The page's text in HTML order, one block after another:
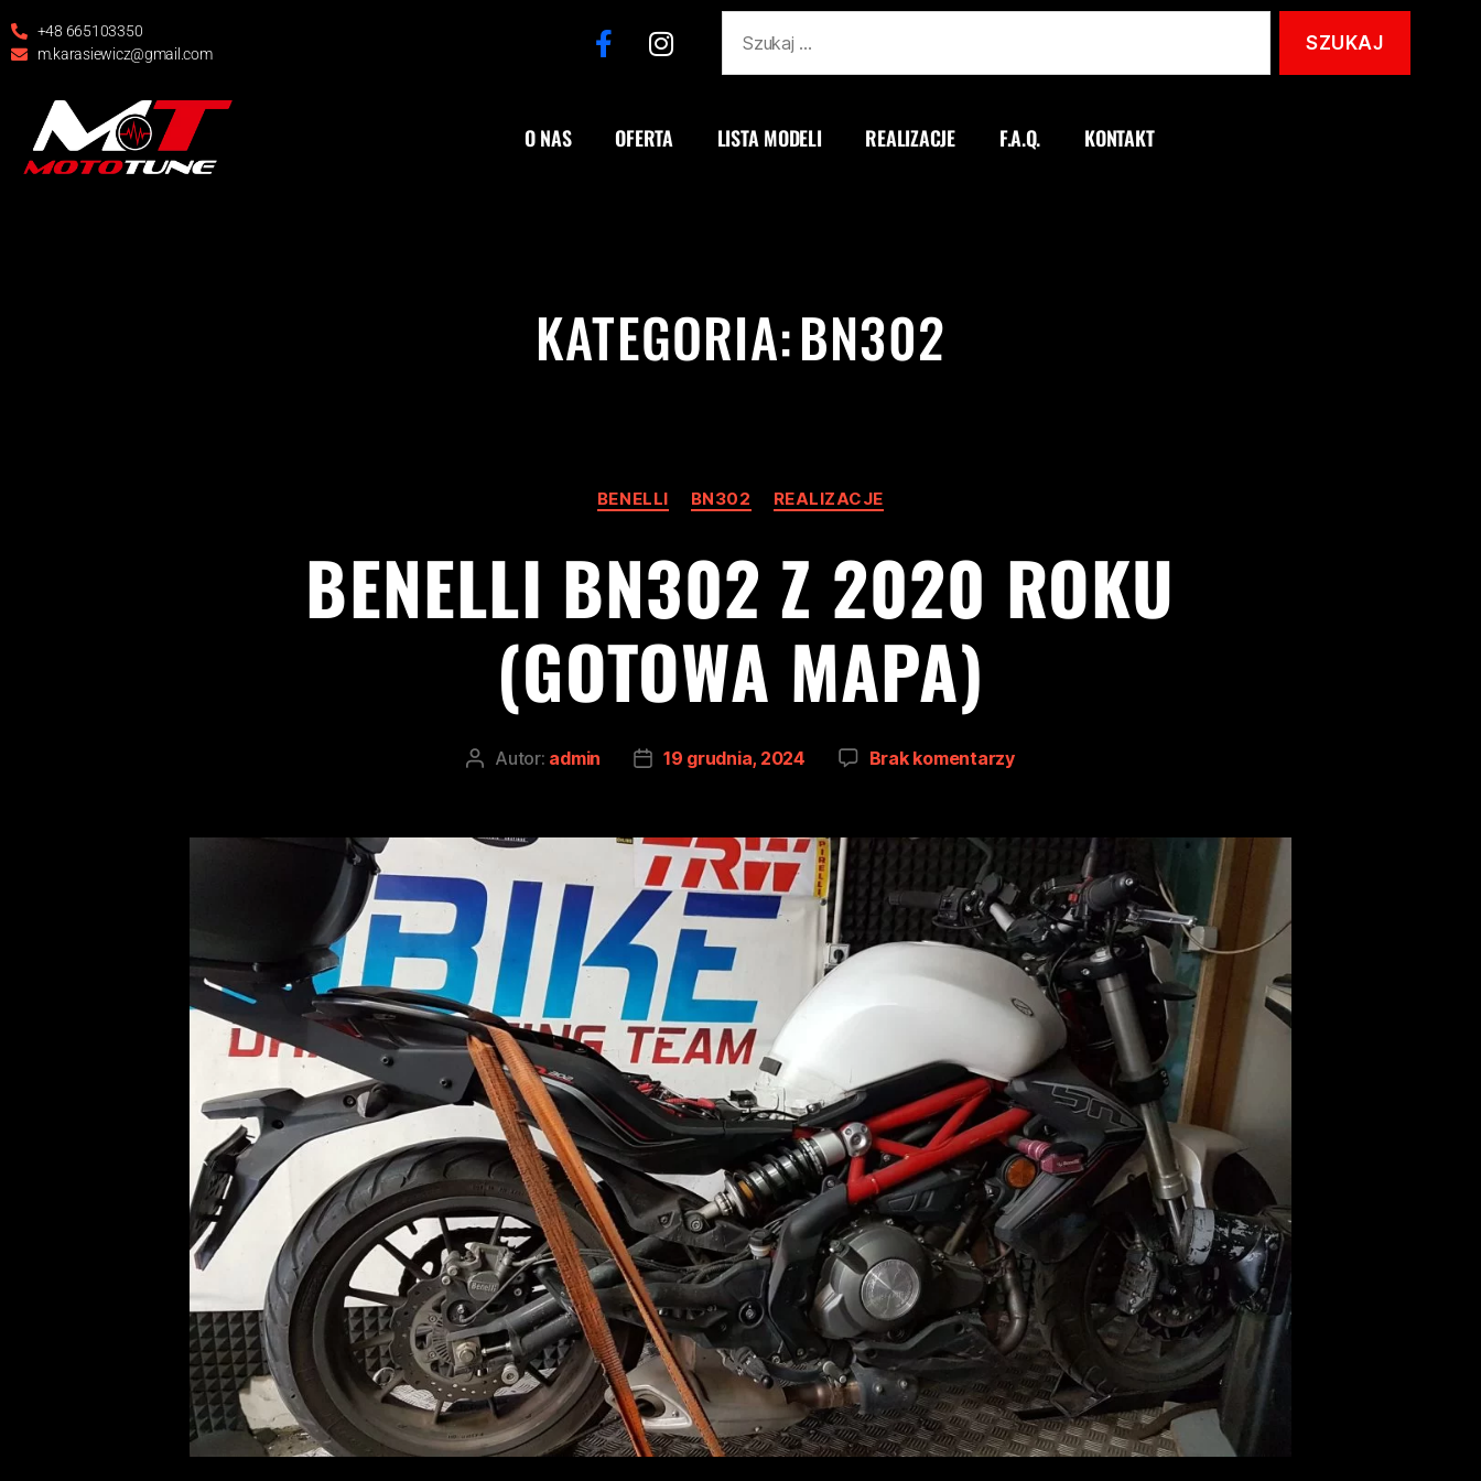
+48 665103350
m.karasiewicz@gmail.com
O NAS OFERTA LISTA MODELI REALIZACJE F.A.Q. KONTAKT
KATEGORIA:BN302
BENELLI BN302 REALIZACJE
BENELLI BN302 Z 2020 ROKU
(GOTOWA MAPA)
Autor: admin 19 grudnia, 2024 Brak komentarzy